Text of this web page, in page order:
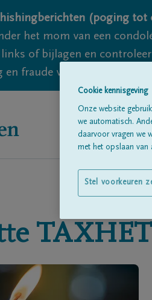
(poging
het mom van een
of bijlagen en
fraude vallen echter
TAXHET
Cookie kennisgeving
Onze website
we automatisch.
daarvoor vragen we
met het opslaan van
Stel voorkeuren